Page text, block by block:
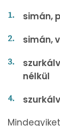
simán,
simán,
nélkül